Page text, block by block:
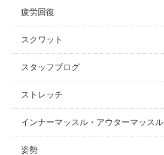
疲労回復
スクワット
スタッフブログ
ストレッチ
インナーマッスル・アウターマッスル
姿勢